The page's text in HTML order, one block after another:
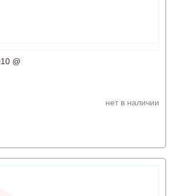
@
нет в наличии